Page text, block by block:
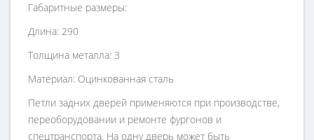
Габаритные размеры:
Длина: 290
Толщина металла: 3
Материал: Оцинкованная сталь
Петли задних дверей применяются при производстве,
переоборудовании и ремонте фургонов и
спецтранспорта. На одну дверь может быть